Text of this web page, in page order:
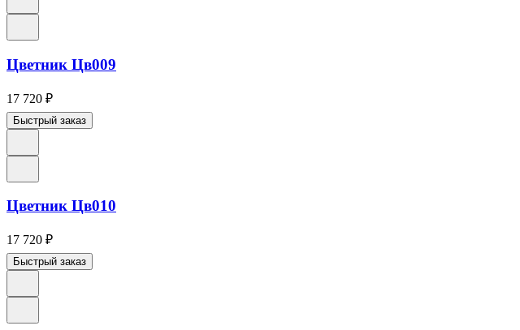
Цветник Цв009
17 720 ₽
Быстрый заказ
Цветник Цв010
17 720 ₽
Быстрый заказ